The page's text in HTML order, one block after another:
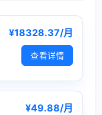
¥18328.37/月
查看详情
¥49.88/月